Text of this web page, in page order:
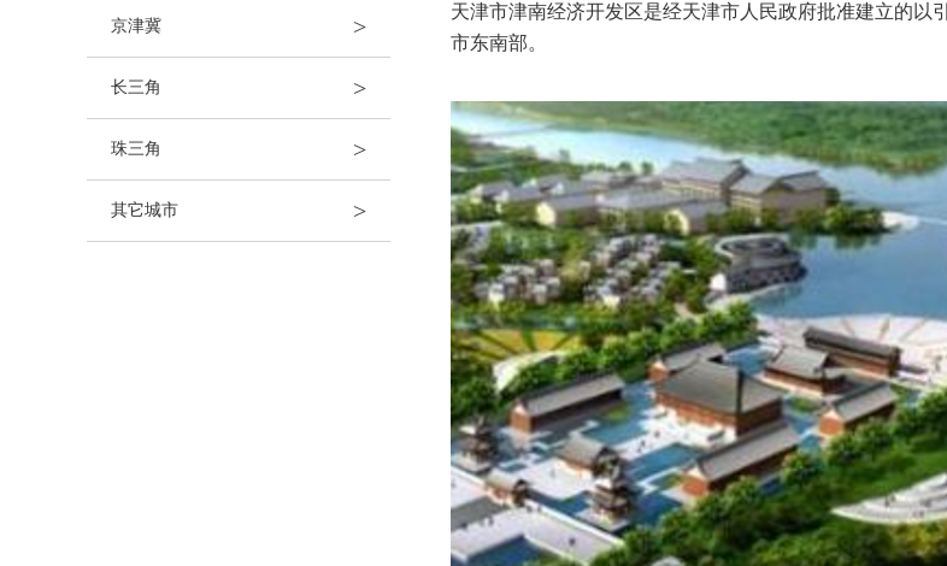
京津冀 >
长三角 >
珠三角 >
其它城市 >
天津市津南经济开发区是经天津市人民政府批准建立的
市东南部。